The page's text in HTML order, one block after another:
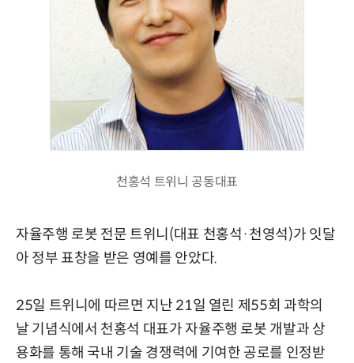
천홍석 트위니 공동대표
자율주행 로봇 전문 트위니(대표 천홍석·천영석)가 잇달
아 정부 표창을 받은 영예를 안았다.
25일 트위니에 따르면 지난 21일 열린 제55회 과학의
날 기념식에서 천홍석 대표가 자율주행 로봇 개발과 상
용화를 통해 국내 기술 경쟁력에 기여한 공로를 인정받